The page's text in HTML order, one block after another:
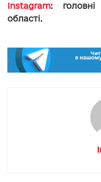
Instagram:
області.